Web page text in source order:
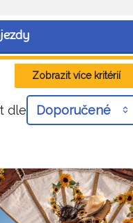
Zobrazit více kritérií
dle Doporučené